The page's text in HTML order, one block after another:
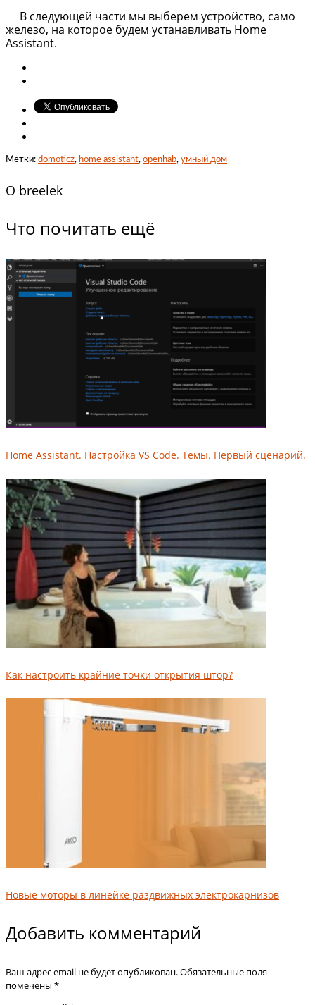
В следующей части мы выберем устройство, само
железо, на которое будем устанавливать Home
Assistant.
Метки: domoticz, home assistant, openhab, умный дом
O breelek
Что почитать ещё
Home Assistant. Настройка VS Code. Темы. Первый сценарий.
Как настроить крайние точки открытия штор?
Новые моторы в линейке раздвижных электрокарнизов
Добавить комментарий
Ваш адрес email не будет опубликован.Обязательные поля
помечены *